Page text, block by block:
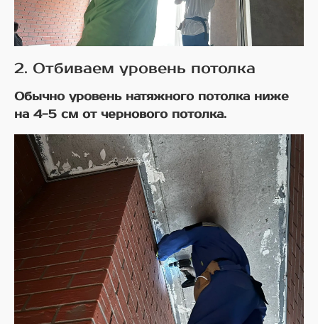
2. Отбиваем уровень потолка
Обычно уровень натяжного потолка ниже
на 4-5 см от чернового потолка.